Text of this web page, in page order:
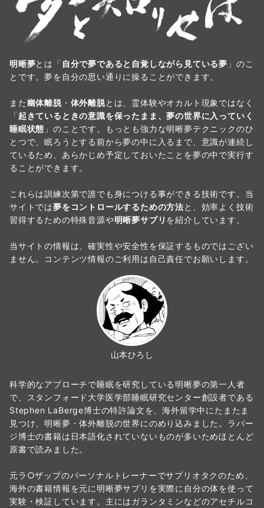
明晰夢とは「 自分で夢であると自覚しながら見ている夢 」のこ
とです。夢を自分の思い通りに操ることができます。
また 幽体離脱・ 体外離脱とは、霊体験やオカルト現象ではなく
「起きているときの意識を保ったまま、夢の世界に入っていく
睡眠状態 」のことです。もっとも強力な明晰夢テクニックのひ
とつで、眠ろうとする前から夢の中に入るまで、意識が連続し
ているため、あらかじめ予定しておいたことを夢の中で実行す
ることができます。
これらは訓練次第で誰でも身につける事ができる技術です。当
サイトでは夢をコントロールするための方法と、効率よく技術
習得するための特殊音源や明晰夢サプリ を紹介しています。
当サイトの情報は、確実性や安全性を保証するものではござい
ません。コンテンツ情報のご利用は自己責任でお願いします。
山本ひろし
科学的なアプローチで睡眠を研究している明晰夢の第一人者
で、スタンフォード大学医学部睡眠研究センター創設者である
Stephen LaBerge博士の特許論文を、海外留学中にたまたま
見つけ、明晰夢・体外離脱の世界にのめり込みました。ラバー
ジ博士の書籍は日本語化されていないものが多いためほとんど
原書で読みました。
元ラ○ザップのパーソナルトレーナーでサプリオタクのため、
海外の書籍情報を元に明晰夢サプリを実際に自分の体を使って
実験・検証しています。主にはガランタミンなどのアセチルコ